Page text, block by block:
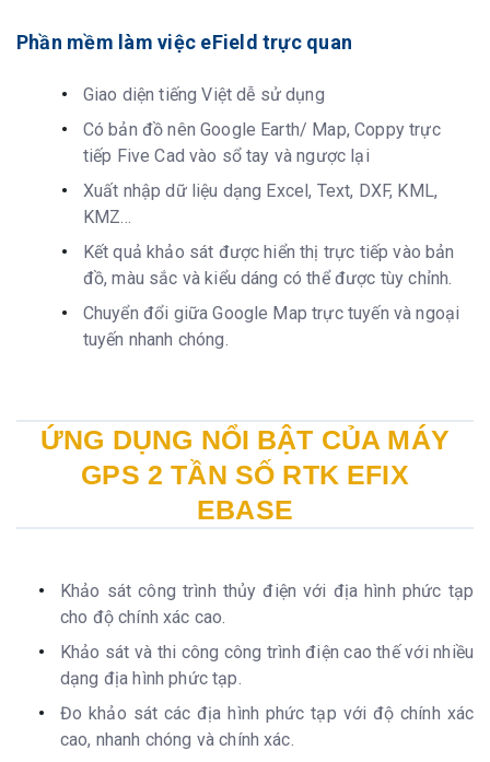
Phần mềm làm việc eField trực quan
Giao diện tiếng Việt dễ sử dụng
Có bản đồ nên Google Earth/ Map, Coppy trực
tiếp Five Cad vào sổ tay và ngược lại
Xuất nhập dữ liệu dạng Excel, Text, DXF, KML,
KMZ…
Kết quả khảo sát được hiển thị trực tiếp vào bản
đồ, màu sắc và kiểu dáng có thể được tùy chỉnh.
Chuyển đổi giữa Google Map trực tuyến và ngoại
tuyến nhanh chóng.
ỨNG DỤNG NỔI BẬT CỦA MÁY
GPS 2 TẦN SỐ RTK EFIX
EBASE
Khảo sát công trình thủy điện với địa hình phức tạp
cho độ chính xác cao.
Khảo sát và thi công công trình điện cao thế với nhiều
dạng địa hình phức tạp.
Đo khảo sát các địa hình phức tạp với độ chính xác
cao, nhanh chóng và chính xác.